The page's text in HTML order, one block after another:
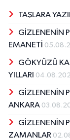
TAŞLARA
GİZLENENİN
EMANETİ
GÖKYÜZÜ
YILLARI
GİZLENENİN
ANKARA
GİZLENENİN
ZAMANLAR